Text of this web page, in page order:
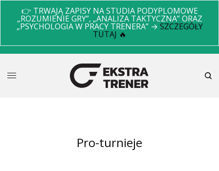
👉 TRWAJĄ ZAPISY NA STUDIA PODYPLOMOWE
„ROZUMIENIE GRY”, „ANALIZA TAKTYCZNA” ORAZ
„PSYCHOLOGIA W PRACY TRENERA” → SZCZEGÓŁY
TUTAJ 🔥
pro-turnieje